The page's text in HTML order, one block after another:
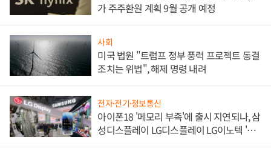
가 주주환원 계획 9월 공개 예정
사회
미국 법원 "트럼프 정부 풍력 프로젝트 동결
조치는 위법", 해제 명령 내려
전자·전기·정보통신
아이폰18 '메모리 부족'에 출시 지연되나, 삼
성디스플레이 LG디스플레이 LG이노텍 '탈